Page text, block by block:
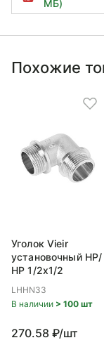
МБ)
Похожие
Уголок Vieir
установочный НР/
НР 1/2x1/2
LHHN33
В наличии > 100 шт
270.58 ₽/шт